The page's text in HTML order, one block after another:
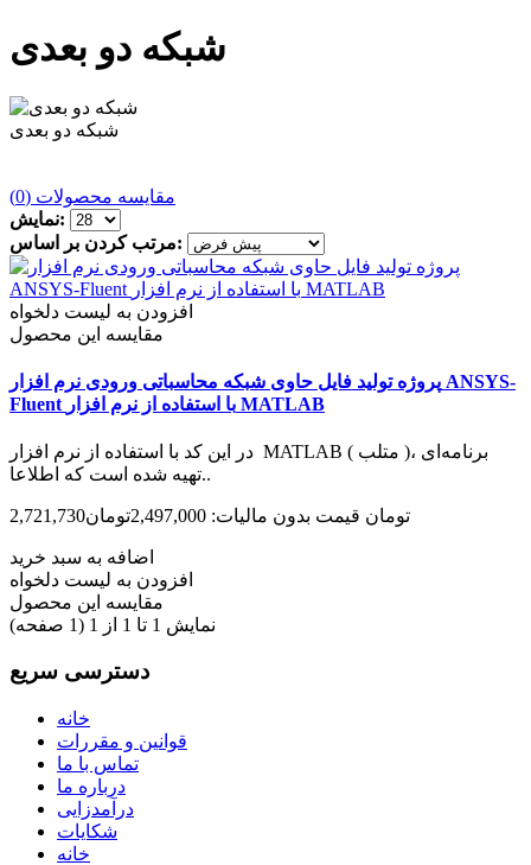
شبکه دو بعدی
شبکه دو بعدی
مقایسه محصولات (0)
نمایش:
مرتب کردن بر اساس:
افزودن به لیست دلخواه
مقایسه این محصول
پروژه تولید فایل حاوی شبکه محاسباتی ورودی نرم افزار ANSYS-
Fluent با استفاده از نرم افزار MATLAB
در این کد با استفاده از نرم افزار MATLAB ( متلب )، برنامه‌­ای
تهیه شده است که اطلاعا..
2,721,730تومان قیمت بدون مالیات: 2,497,000تومان
اضافه به سبد خرید
افزودن به لیست دلخواه
مقایسه این محصول
نمایش 1 تا 1 از 1 (1 صفحه)
دسترسی سریع
خانه
قوانین و مقررات
تماس با ما
درباره ما
درآمدزایی
شکایات
خانه